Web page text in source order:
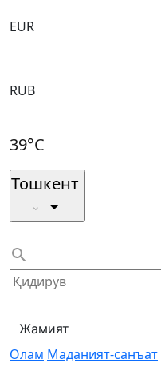
EUR
RUB
39°C
Тошкент
Жамият
Олам Маданият-санъат